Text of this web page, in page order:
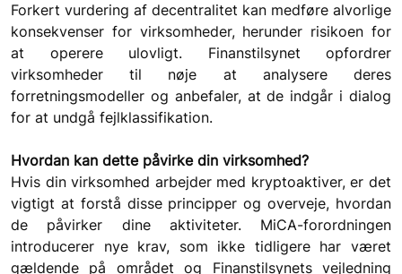
Forkert vurdering af decentralitet kan medføre alvorlige
konsekvenser for virksomheder, herunder risikoen for
at operere ulovligt. Finanstilsynet opfordrer
virksomheder til nøje at analysere deres
forretningsmodeller og anbefaler, at de indgår i dialog
for at undgå fejlklassifikation.
Hvordan kan dette påvirke din virksomhed?
Hvis din virksomhed arbejder med kryptoaktiver, er det
vigtigt at forstå disse principper og overveje, hvordan
de påvirker dine aktiviteter. MiCA-forordningen
introducerer nye krav, som ikke tidligere har været
gældende på området og Finanstilsynets vejledning